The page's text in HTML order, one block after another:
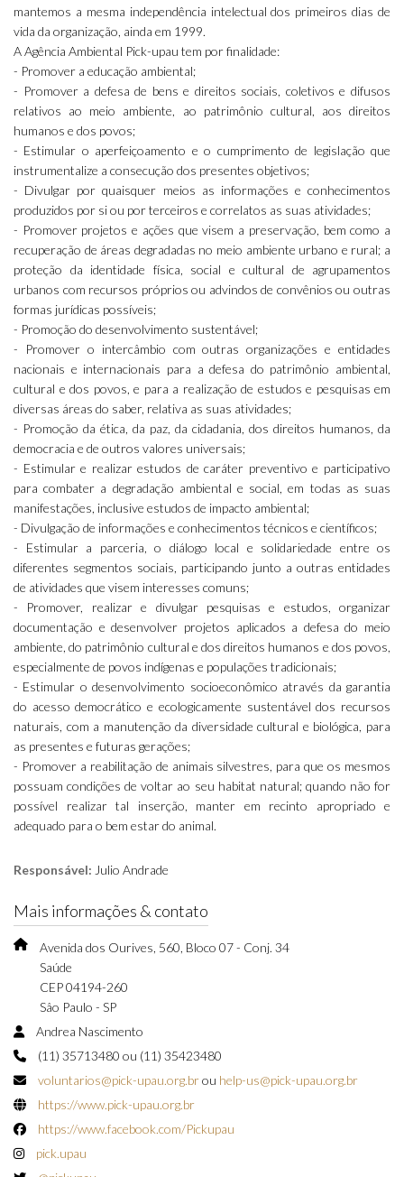
mantemos a mesma independência intelectual dos primeiros dias de
vida da organização, ainda em 1999.
A Agência Ambiental Pick-upau tem por finalidade:
- Promover a educação ambiental;
- Promover a defesa de bens e direitos sociais, coletivos e difusos
relativos ao meio ambiente, ao patrimônio cultural, aos direitos
humanos e dos povos;
- Estimular o aperfeiçoamento e o cumprimento de legislação que
instrumentalize a consecução dos presentes objetivos;
- Divulgar por quaisquer meios as informações e conhecimentos
produzidos por si ou por terceiros e correlatos as suas atividades;
- Promover projetos e ações que visem a preservação, bem como a
recuperação de áreas degradadas no meio ambiente urbano e rural; a
proteção da identidade física, social e cultural de agrupamentos
urbanos com recursos próprios ou advindos de convênios ou outras
formas jurídicas possíveis;
- Promoção do desenvolvimento sustentável;
- Promover o intercâmbio com outras organizações e entidades
nacionais e internacionais para a defesa do patrimônio ambiental,
cultural e dos povos, e para a realização de estudos e pesquisas em
diversas áreas do saber, relativa as suas atividades;
- Promoção da ética, da paz, da cidadania, dos direitos humanos, da
democracia e de outros valores universais;
- Estimular e realizar estudos de caráter preventivo e participativo
para combater a degradação ambiental e social, em todas as suas
manifestações, inclusive estudos de impacto ambiental;
- Divulgação de informações e conhecimentos técnicos e científicos;
- Estimular a parceria, o diálogo local e solidariedade entre os
diferentes segmentos sociais, participando junto a outras entidades
de atividades que visem interesses comuns;
- Promover, realizar e divulgar pesquisas e estudos, organizar
documentação e desenvolver projetos aplicados a defesa do meio
ambiente, do patrimônio cultural e dos direitos humanos e dos povos,
especialmente de povos indígenas e populações tradicionais;
- Estimular o desenvolvimento socioeconômico através da garantia
do acesso democrático e ecologicamente sustentável dos recursos
naturais, com a manutenção da diversidade cultural e biológica, para
as presentes e futuras gerações;
- Promover a reabilitação de animais silvestres, para que os mesmos
possuam condições de voltar ao seu habitat natural; quando não for
possível realizar tal inserção, manter em recinto apropriado e
adequado para o bem estar do animal.
Responsável: Julio Andrade
Mais informações & contato
Avenida dos Ourives, 560, Bloco 07 - Conj. 34
Saúde
CEP 04194-260
Sâo Paulo - SP
Andrea Nascimento
(11) 35713480 ou (11) 35423480
voluntarios@pick-upau.org.brou help-us@pick-upau.org.br
https://www.pick-upau.org.br
https://www.facebook.com/Pickupau
pick.upau